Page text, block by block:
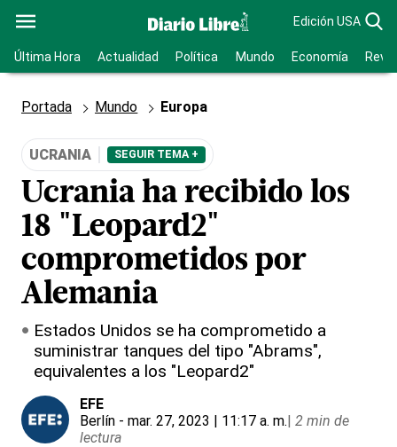
Edición USA
Última Hora Actualidad Política Mundo Economía
Portada Mundo Europa
UCRANIA SEGUIR TEMA +
Ucrania ha recibido los
18 "Leopard2"
comprometidos por
Alemania
Estados Unidos se ha comprometido a
suministrar tanques del tipo "Abrams",
equivalentes a los "Leopard2"
EFE
Berlín - mar. 27, 2023 | 11:17 a. m.| 2 min de
lectura